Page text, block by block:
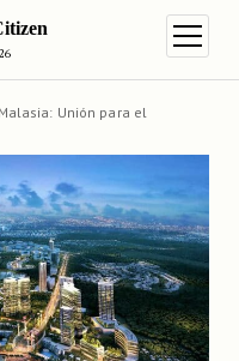
abrir
Unión para el